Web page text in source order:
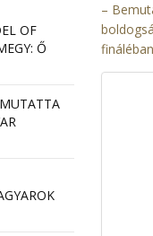
OF
Ő
–